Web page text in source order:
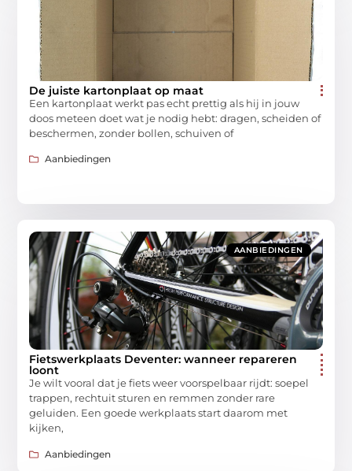
De juiste kartonplaat op maat
Een kartonplaat werkt pas echt prettig als hij in jouw
doos meteen doet wat je nodig hebt: dragen, scheiden of
beschermen, zonder bollen, schuiven of
Aanbiedingen
AANBIEDINGEN
Fietswerkplaats Deventer: wanneer repareren
loont
Je wilt vooral dat je fiets weer voorspelbaar rijdt: soepel
trappen, rechtuit sturen en remmen zonder rare
geluiden. Een goede werkplaats start daarom met
kijken,
Aanbiedingen